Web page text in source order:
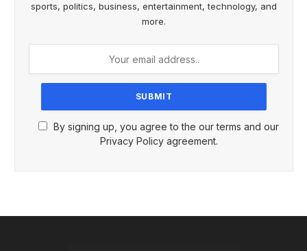
sports, politics, business, entertainment, technology, and
more.
By signing up, you agree to the our terms and our
Privacy Policy agreement.